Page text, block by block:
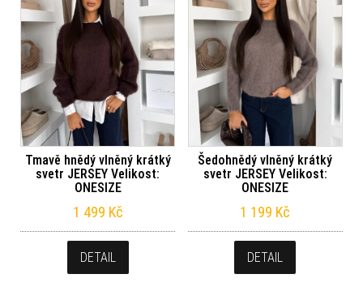
Tmavě hnědý vlněný krátký
svetr JERSEY Velikost:
ONESIZE
1 499 Kč
DETAIL
Šedohnědý vlněný krátký
svetr JERSEY Velikost:
ONESIZE
1 199 Kč
DETAIL